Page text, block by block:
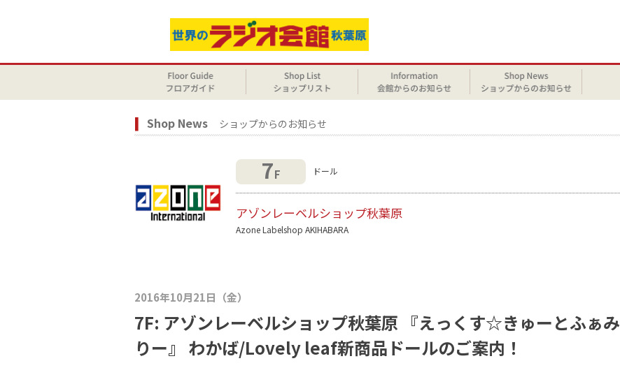
Shop News ショップからのお知らせ
7F ドール
アゾンレーベルショップ秋葉原
Azone Labelshop AKIHABARA
2016年10月21日（金）
7F: アゾンレーベルショップ秋葉原 『えっくす☆きゅーとふぁみ
りー』 わかば/Lovely leaf新商品ドールのご案内！